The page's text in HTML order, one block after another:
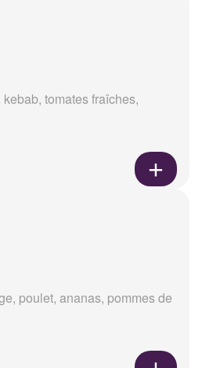
tomates fraîches,
poulet, ananas, pommes de